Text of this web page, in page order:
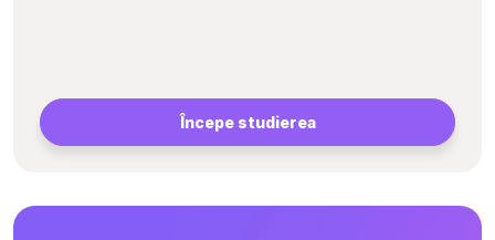
Începe studierea